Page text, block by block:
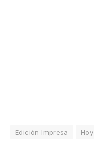
Edición Impresa Hoy